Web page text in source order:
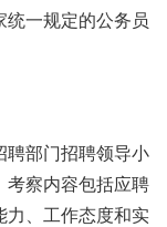
统一规定的公务员
聘部门招聘领导小
考察内容包括应聘
力、工作态度和实